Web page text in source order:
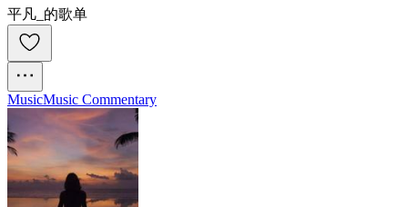
平凡_的歌单
MusicMusic Commentary